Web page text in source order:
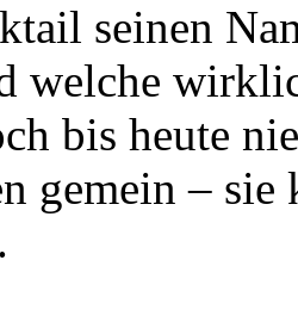
seinen
welche
bis heute
gemein –